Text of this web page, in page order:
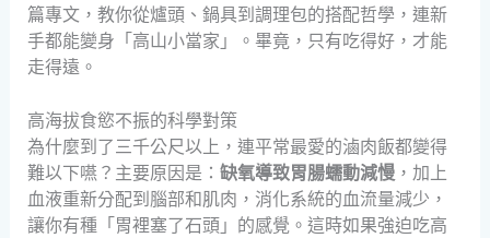
篇專文，教你從爐頭、鍋具到調理包的搭配哲學，連新
手都能變身「高山小當家」。畢竟，只有吃得好，才能
走得遠。
高海拔食慾不振的科學對策
為什麼到了三千公尺以上，連平常最愛的滷肉飯都變得
難以下嚥？主要原因是： 缺氧導致胃腸蠕動減慢，加上
血液重新分配到腦部和肌肉，消化系統的血流量減少，
讓你有種「胃裡塞了石頭」的感覺。這時如果強迫吃高